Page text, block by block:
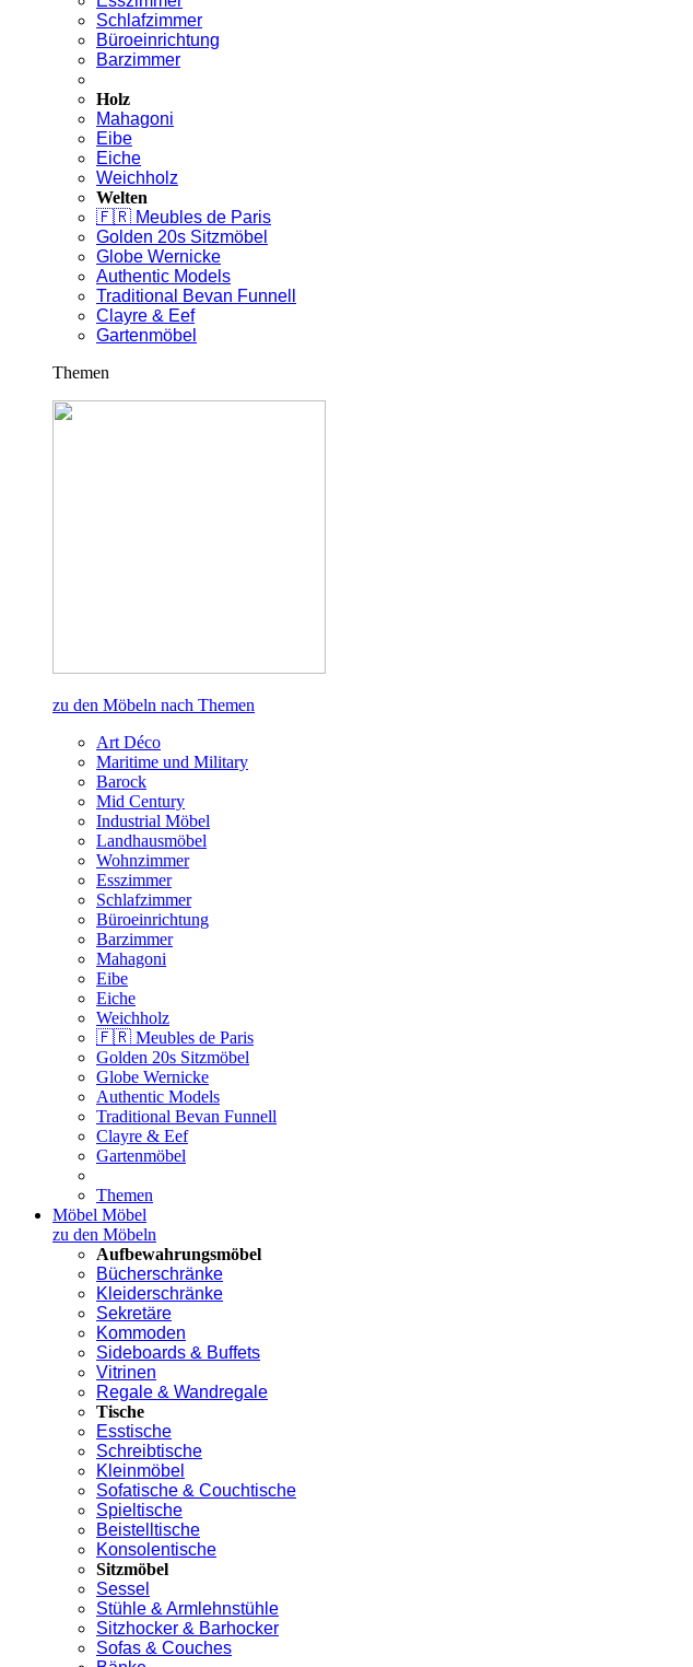
Schlafzimmer
Büroeinrichtung
Barzimmer
Holz
Mahagoni
Eibe
Eiche
Weichholz
Welten
🇫🇷 Meubles de Paris
Golden 20s Sitzmöbel
Globe Wernicke
Authentic Models
Traditional Bevan Funnell
Clayre & Eef
Gartenmöbel
Themen
zu den Möbeln nach Themen
Art Déco
Maritime und Military
Barock
Mid Century
Industrial Möbel
Landhausmöbel
Wohnzimmer
Esszimmer
Schlafzimmer
Büroeinrichtung
Barzimmer
Mahagoni
Eibe
Eiche
Weichholz
🇫🇷 Meubles de Paris
Golden 20s Sitzmöbel
Globe Wernicke
Authentic Models
Traditional Bevan Funnell
Clayre & Eef
Gartenmöbel
Themen
Möbel Möbel
zu den Möbeln
Aufbewahrungsmöbel
Bücherschränke
Kleiderschränke
Sekretäre
Kommoden
Sideboards & Buffets
Vitrinen
Regale & Wandregale
Tische
Esstische
Schreibtische
Kleinmöbel
Sofatische & Couchtische
Spieltische
Beistelltische
Konsolentische
Sitzmöbel
Sessel
Stühle & Armlehnstühle
Sitzhocker & Barhocker
Sofas & Couches